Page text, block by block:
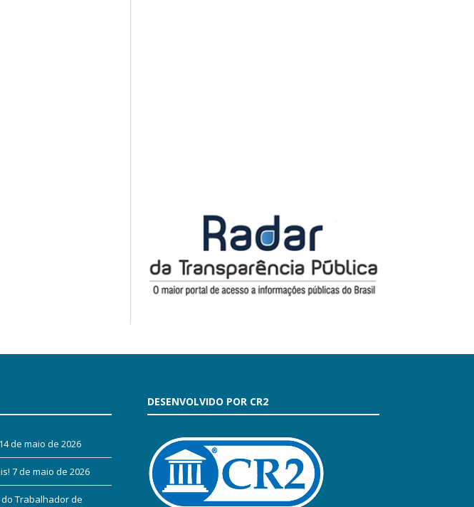
14 de maio de 2026
7 de maio de 2026
Trabalhador de
DESENVOLVIDO POR CR2